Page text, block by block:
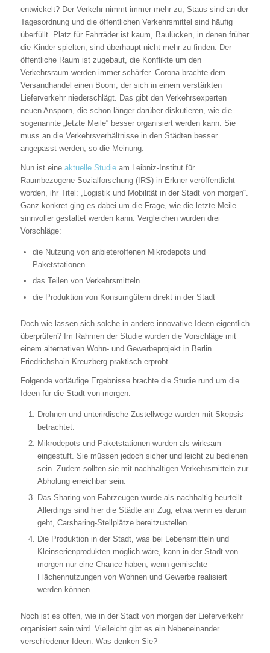
entwickelt? Der Verkehr nimmt immer mehr zu, Staus sind an der
Tagesordnung und die öffentlichen Verkehrsmittel sind häufig
überfüllt. Platz für Fahrräder ist kaum, Baulücken, in denen früher
die Kinder spielten, sind überhaupt nicht mehr zu finden. Der
öffentliche Raum ist zugebaut, die Konflikte um den
Verkehrsraum werden immer schärfer. Corona brachte dem
Versandhandel einen Boom, der sich in einem verstärkten
Lieferverkehr niederschlägt. Das gibt den Verkehrsexperten
neuen Ansporn, die schon länger darüber diskutieren, wie die
sogenannte „letzte Meile“ besser organisiert werden kann. Sie
muss an die Verkehrsverhältnisse in den Städten besser
angepasst werden, so die Meinung.
Nun ist eineaktuelle Studieam Leibniz-Institut für
Raumbezogene Sozialforschung (IRS) in Erkner veröffentlicht
worden, ihr Titel: „Logistik und Mobilität in der Stadt von morgen“.
Ganz konkret ging es dabei um die Frage, wie die letzte Meile
sinnvoller gestaltet werden kann. Vergleichen wurden drei
Vorschläge:
die Nutzung von anbieteroffenen Mikrodepots und
Paketstationen
das Teilen von Verkehrsmitteln
die Produktion von Konsumgütern direkt in der Stadt
Doch wie lassen sich solche in andere innovative Ideen eigentlich
überprüfen? Im Rahmen der Studie wurden die Vorschläge mit
einem alternativen Wohn- und Gewerbeprojekt in Berlin
Friedrichshain-Kreuzberg praktisch erprobt.
Folgende vorläufige Ergebnisse brachte die Studie rund um die
Ideen für die Stadt von morgen:
Drohnen und unterirdische Zustellwege wurden mit Skepsis
betrachtet.
Mikrodepots und Paketstationen wurden als wirksam
eingestuft. Sie müssen jedoch sicher und leicht zu bedienen
sein. Zudem sollten sie mit nachhaltigen Verkehrsmitteln zur
Abholung erreichbar sein.
Das Sharing von Fahrzeugen wurde als nachhaltig beurteilt.
Allerdings sind hier die Städte am Zug, etwa wenn es darum
geht, Carsharing-Stellplätze bereitzustellen.
Die Produktion in der Stadt, was bei Lebensmitteln und
Kleinserienprodukten möglich wäre, kann in der Stadt von
morgen nur eine Chance haben, wenn gemischte
Flächennutzungen von Wohnen und Gewerbe realisiert
werden können.
Noch ist es offen, wie in der Stadt von morgen der Lieferverkehr
organisiert sein wird. Vielleicht gibt es ein Nebeneinander
verschiedener Ideen. Was denken Sie?